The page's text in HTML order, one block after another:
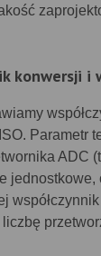
konwersji
Parametr
ADC